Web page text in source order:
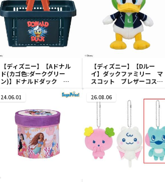
【ディズニー】【Aドナル
ド(カゴ色:ダークグリー
ン)】ドナルドダック ミ
【ディズニー】【Dルー
イ】ダックファミリー マ
スコット ブレザーコスチ
24.06.01 26.08.06